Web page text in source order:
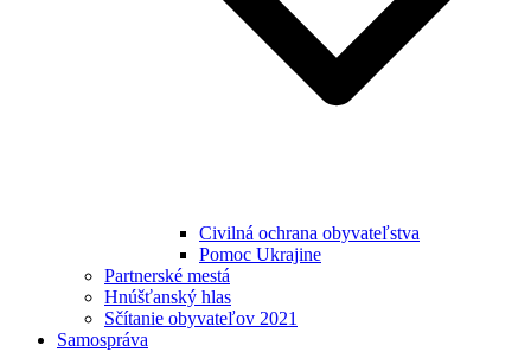
Civilná ochrana obyvateľstva
Pomoc Ukrajine
Partnerské mestá
Hnúšťanský hlas
Sčítanie obyvateľov 2021
Samospráva